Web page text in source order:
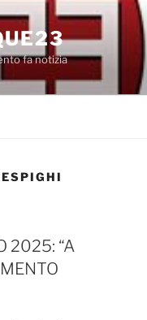
fa notizia
2025: “A